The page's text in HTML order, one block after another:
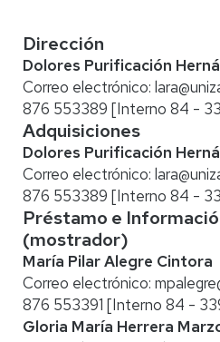
Dirección
Dolores Purificación
Correo electrónico:
876 553389 [Interno 84 -
Adquisiciones
Dolores Purificación
Correo electrónico:
876 553389 [Interno 84 -
Préstamo e
(mostrador)
María Pilar Alegre Cintora
Correo electrónico:
876 553391 [Interno 84 -
Gloria María Herrera